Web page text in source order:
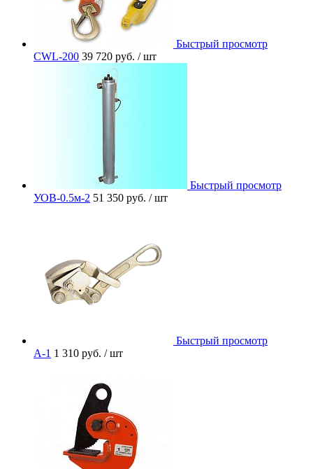
Быстрый просмотр
CWL-200 39 720 руб. / шт
Быстрый просмотр
УОВ-0.5м-2 51 350 руб. / шт
Быстрый просмотр
A-1 1 310 руб. / шт